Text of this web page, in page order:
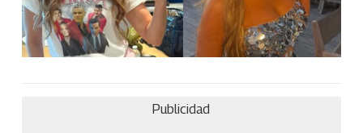
Publicidad